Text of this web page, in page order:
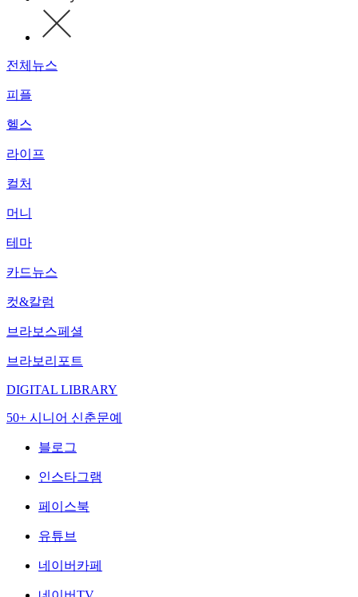
전체뉴스
피플
헬스
라이프
컬처
머니
테마
카드뉴스
컷&칼럼
브라보스페셜
브라보리포트
DIGITAL LIBRARY
50+ 시니어 신춘문예
블로그
인스타그램
페이스북
유튜브
네이버카페